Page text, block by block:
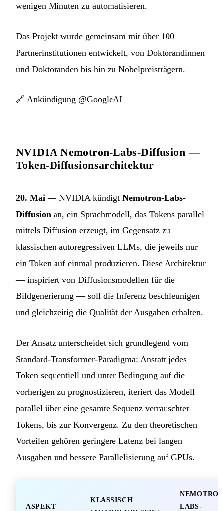
wenigen Minuten zu automatisieren.
Das Projekt wurde gemeinsam mit über 100
Partnerinstitutionen entwickelt, von Doktorandinnen
und Doktoranden bis hin zu Nobelpreisträgern.
🔗 Ankündigung @GoogleAI
NVIDIA Nemotron-Labs-Diffusion —
Token-Diffusionsarchitektur
20. Mai — NVIDIA kündigt Nemotron-Labs-
Diffusion an, ein Sprachmodell, das Tokens parallel
mittels Diffusion erzeugt, im Gegensatz zu
klassischen autoregressiven LLMs, die jeweils nur
ein Token auf einmal produzieren. Diese Architektur
— inspiriert von Diffusionsmodellen für die
Bildgenerierung — soll die Inferenz beschleunigen
und gleichzeitig die Qualität der Ausgaben erhalten.
Der Ansatz unterscheidet sich grundlegend vom
Standard-Transformer-Paradigma: Anstatt jedes
Token sequentiell und unter Bedingung auf die
vorherigen zu prognostizieren, iteriert das Modell
parallel über eine gesamte Sequenz verrauschter
Tokens, bis zur Konvergenz. Zu den theoretischen
Vorteilen gehören geringere Latenz bei langen
Ausgaben und bessere Parallelisierung auf GPUs.
ASPEKT
KLASSISCH
LABS-